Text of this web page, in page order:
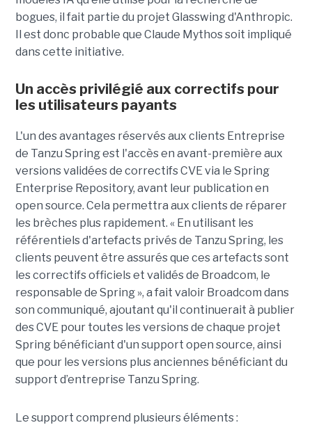
bogues, il fait partie du projet Glasswing d'Anthropic.
Il est donc probable que Claude Mythos soit impliqué
dans cette initiative.
Un accès privilégié aux correctifs pour
les utilisateurs payants
L'un des avantages réservés aux clients Entreprise
de Tanzu Spring est l'accès en avant-première aux
versions validées de correctifs CVE via le Spring
Enterprise Repository, avant leur publication en
open source. Cela permettra aux clients de réparer
les brèches plus rapidement. « En utilisant les
référentiels d'artefacts privés de Tanzu Spring, les
clients peuvent être assurés que ces artefacts sont
les correctifs officiels et validés de Broadcom, le
responsable de Spring », a fait valoir Broadcom dans
son communiqué, ajoutant qu'il continuerait à publier
des CVE pour toutes les versions de chaque projet
Spring bénéficiant d'un support open source, ainsi
que pour les versions plus anciennes bénéficiant du
support d’entreprise Tanzu Spring.
Le support comprend plusieurs éléments :